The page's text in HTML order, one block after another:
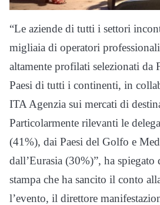
“Le aziende di tutti i settori
migliaia di operatori
altamente profilati selezionati da
Paesi di tutti i continenti, in
ITA Agenzia sui mercati di
Particolarmente rilevanti le
(41%), dai Paesi del Golfo e
dall’Eurasia (30%)”, ha spiegato
stampa che ha sancito il conto
l’evento, il direttore